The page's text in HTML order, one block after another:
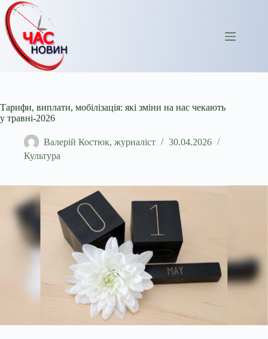
Перейти
до
вмісту
Тарифи, виплати, мобілізація: які зміни на нас чекають
у травні-2026
Валерій Костюк, журналіст
30.04.2026
Культура